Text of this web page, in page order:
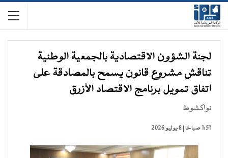
لجنة الشؤون الاقتصادية بالجمعية الوطنية
تناقش مشروع قانون يسمح بالمصادقة على
اتفاق تمويل برنامج الاقتصاد الأزرق
نواكشوط
1:51 صباحًا | 8 يوليو 2026